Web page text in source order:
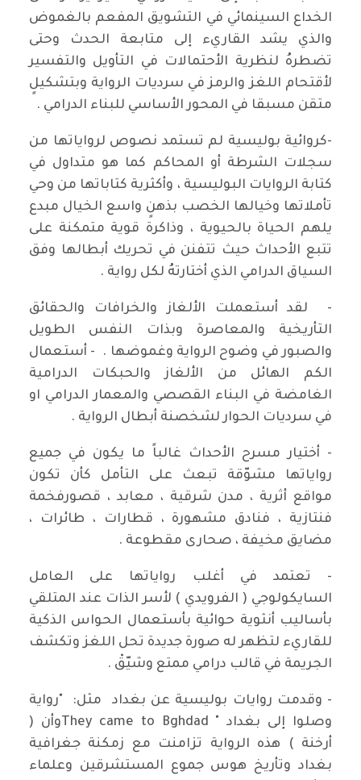
الخداع السينمائي في التشويق المفعم بالغموض
والذي يشد القاريء إلى متابعة الحدث وحتى
تضطرهُ لنظرية الأحتمالات في التأويل والتفسير
لأقتحام اللغز والرمز في سرديات الرواية وبتشكيلٍ
متقن مسبقا في المحور الأساسي للبناء الدرامي .
-كروائية بوليسية لم تستمد نصوص لرواياتها من
سجلات الشرطة أو المحاكم كما هو متداول في
كتابة الروايات البوليسية ، وأكثرية كتاباتها من وحي
تأملاتها وخيالها الخصب بذهنٍ واسع الخيال مبدع
يلهم الحياة بالحيوية ، وذاكرة قوية متمكنة على
تتبع الأحداث حيث تتفنن في تحريك أبطالها وفق
السياق الدرامي الذي أختارتهُ لكل رواية .
- لقد أستعملت الألغاز والخرافات والحقائق
التأريخية والمعاصرة وبذات النفس الطويل
والصبور في وضوح الرواية وغموضها . - أستعمال
الكم الهائل من الألغاز والحبكات الدرامية
الغامضة في البناء القصصي والمعمار الدرامي او
في سرديات الحوار لشخصنة أبطال الرواية .
- أختيار مسرح الأحداث غالباً ما يكون في جميع
رواياتها مشوّقة تبعث على التأمل كأن تكون
مواقع أثرية ، مدن شرقية ، معابد ، قصورفخمة
فنتازية ، فنادق مشهورة ، قطارات ، طائرات ،
مضايق مخيفة ، صحارى مقطوعة .
- تعتمد في أغلب رواياتها على العامل
السايكولوجي ( الفرويدي ) لأسر الذات عند المتلقي
بأساليب أنثوية حوائية بأستعمال الحواس الذكية
للقاريء لتظهر له صورة جديدة تحل اللغز وتكشف
الجريمة في قالب درامي ممتع وشيّقْ .
- وقدمت روايات بوليسية عن بغداد مثل: "رواية
وصلوا إلى بغداد " They came to Bghdadوأن (
أرخنة ) هذه الرواية تزامنت مع زمكنة جغرافية
بغداد وتأريخ هوس جموع المستشرقين وعلماء